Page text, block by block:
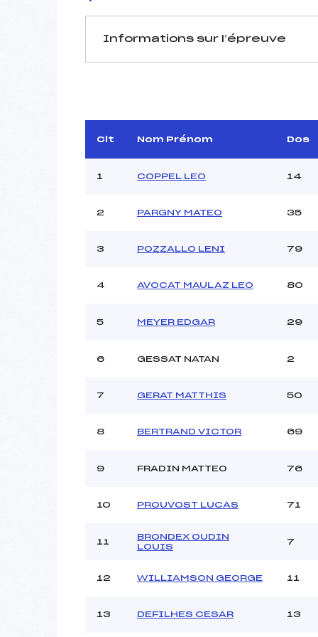
Informations sur l’épreuve
Arbitre :
Assistant :
MANCHE 1
Heure de départ :
Ouvreurs A :
Ouvreurs C :
Pénalité appliquée :
Clt Nom Prénom Dos
1 COPPEL LEO 14
2 PARGNY MATEO 35
3 POZZALLO LENI 79
4 AVOCAT MAULAZ LEO 80
5 MEYER EDGAR 29
6 GESSAT NATAN 2
7 GERAT MATTHIS 50
8 BERTRAND VICTOR 69
9 FRADIN MATTEO 76
10 PROUVOST LUCAS 71
11
BRONDEX OUDIN
LOUIS
7
12 WILLIAMSON GEORGE 11
13 DEFILHES CESAR 13